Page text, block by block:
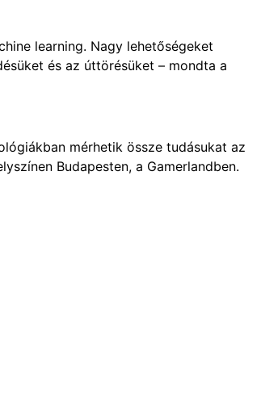
learning. Nagy lehetőségeket
és az úttörésüket – mondta a
mérhetik össze tudásukat az
Budapesten, a Gamerlandben.